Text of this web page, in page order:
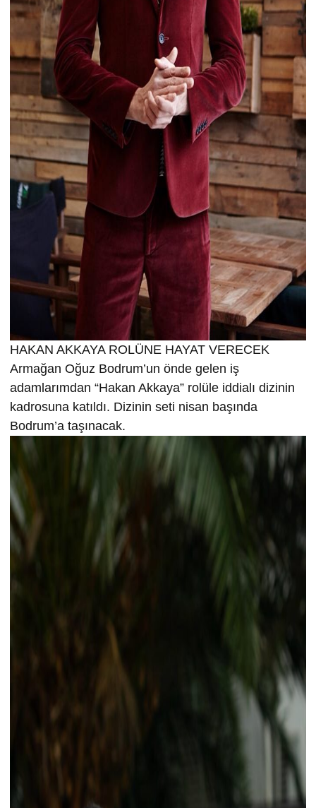
HAKAN AKKAYA ROLÜNE HAYAT VERECEK
Armağan Oğuz Bodrum’un önde gelen iş
adamlarımdan “Hakan Akkaya” rolüle iddialı dizinin
kadrosuna katıldı. Dizinin seti nisan başında
Bodrum’a taşınacak.